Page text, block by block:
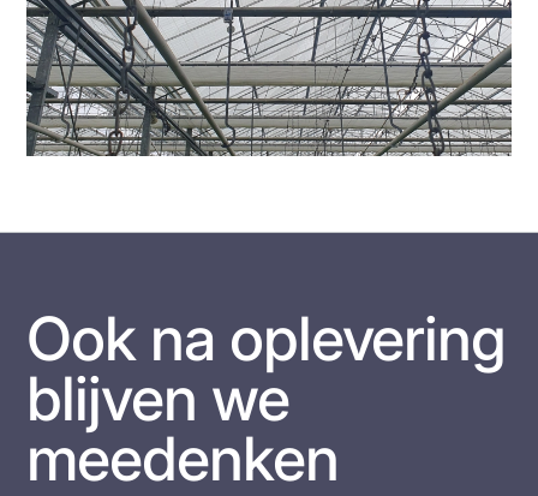
Ook na oplevering
blijven we
meedenken